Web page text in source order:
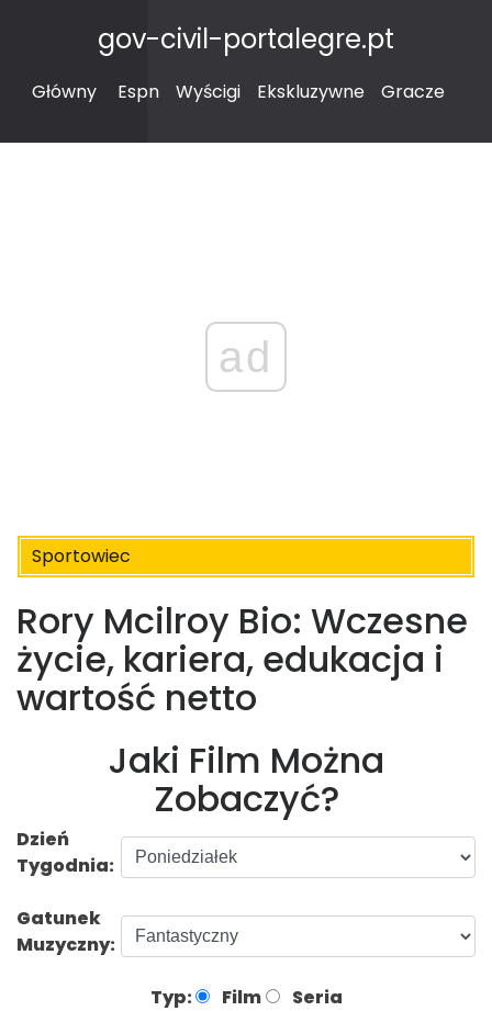
gov-civil-portalegre.pt
Główny Espn Wyścigi Ekskluzywne Gracze
ad
Sportowiec
Rory Mcilroy Bio: Wczesne
życie, kariera, edukacja i
wartość netto
Jaki Film Można
Zobaczyć?
Dzień
Tygodnia:
Gatunek
Muzyczny:
Typ: Film Seria